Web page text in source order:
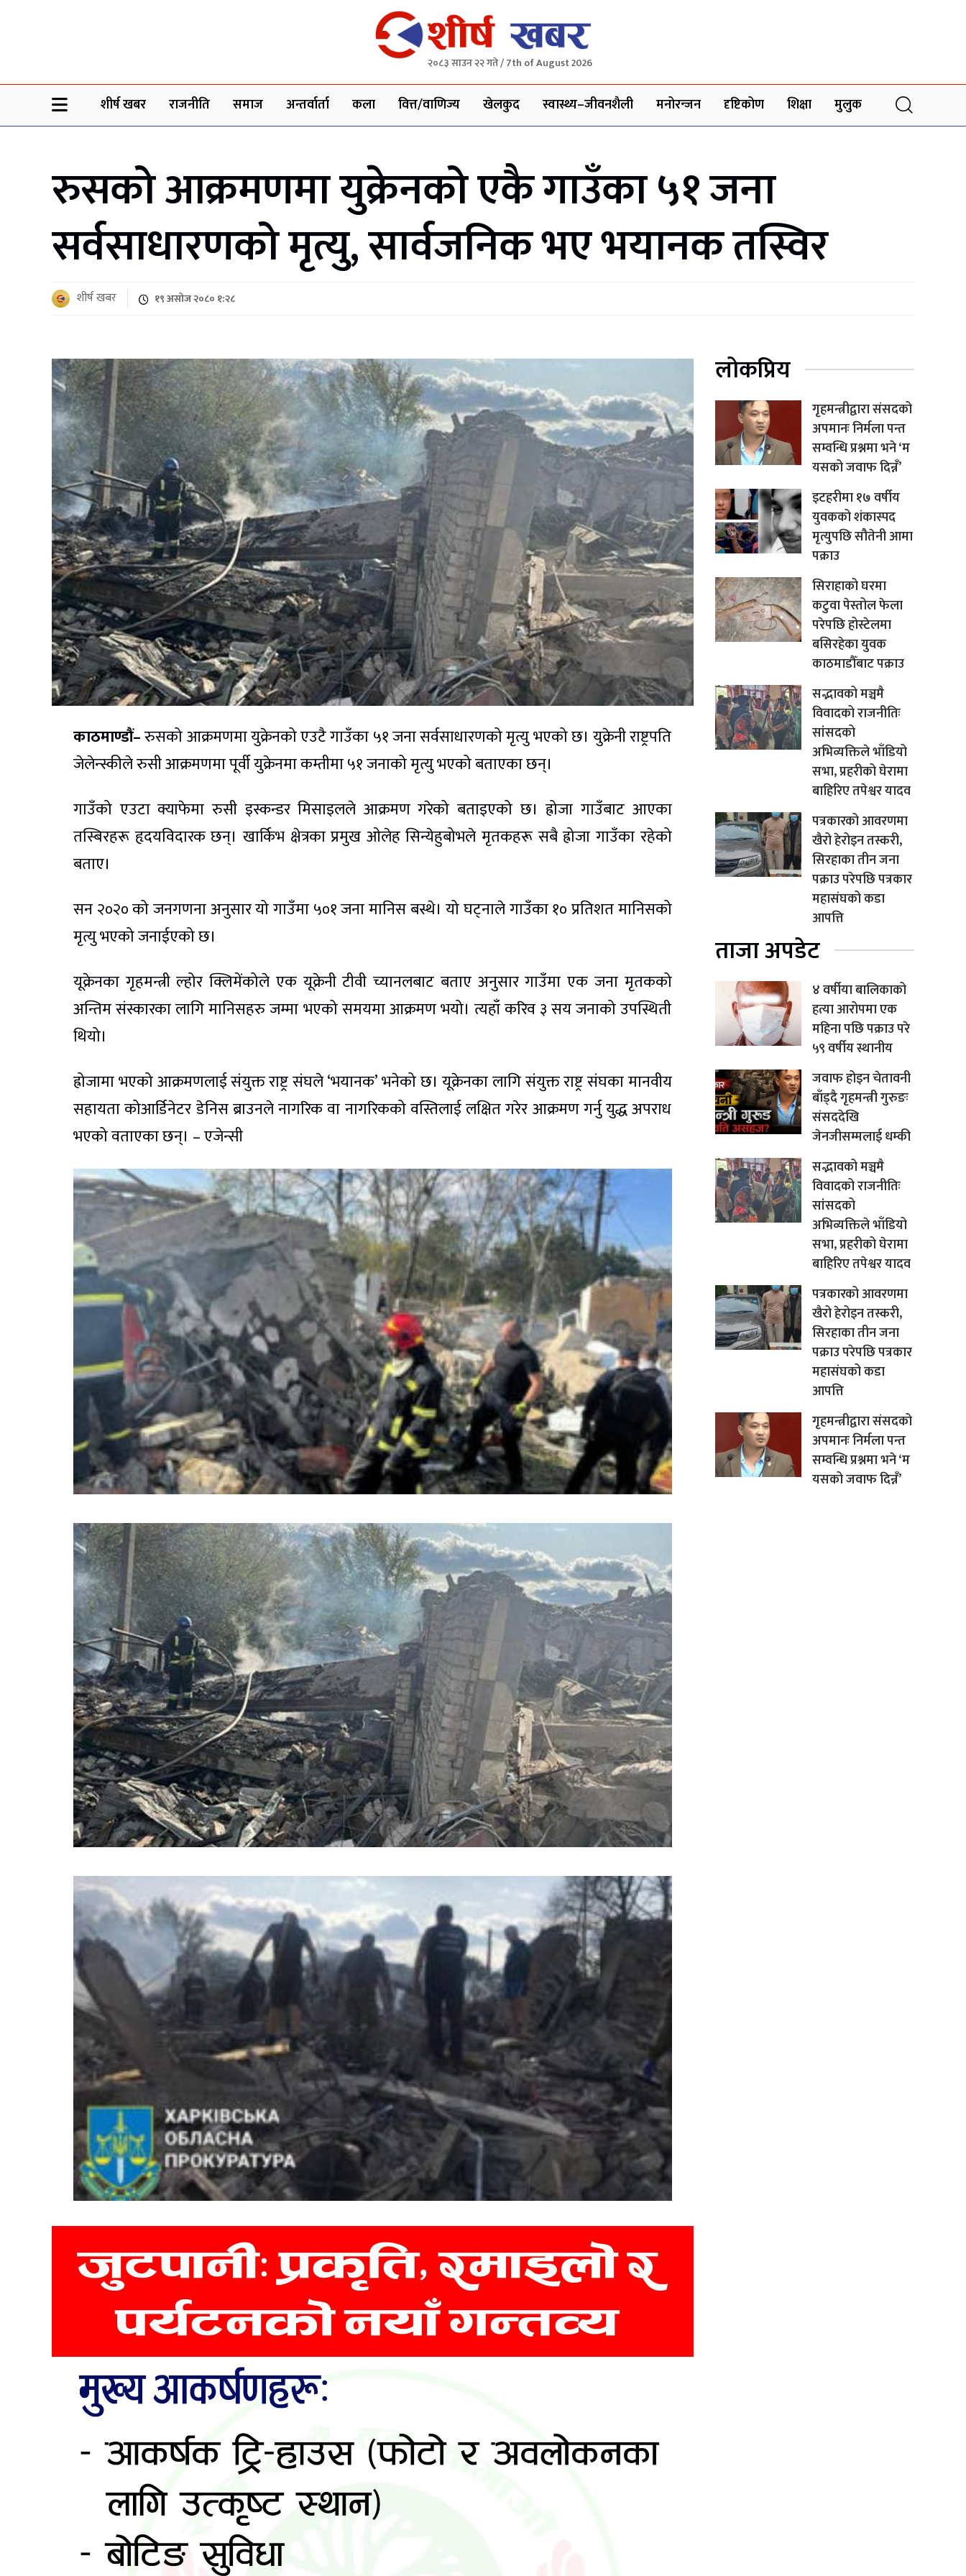
२०८३ साउन २२ गते / 7th of August 2026
शीर्ष खबर राजनीति समाज अन्तर्वार्ता कला वित्त/वाणिज्य खेलकुद स्वास्थ्य–जीवनशैली मनोरन्जन दृष्टिकोण शिक्षा मुलुक
रुसको आक्रमणमा युक्रेनको एकै गाउँका ५१ जना
सर्वसाधारणको मृत्यु, सार्वजनिक भए भयानक तस्विर
शीर्ष खबर १९ असोज २०८० १:२८
काठमाण्डौं–रुसको आक्रमणमा युक्रेनको एउटै गाउँका ५१ जना सर्वसाधारणको मृत्यु भएको छ। युक्रेनी राष्ट्रपति
जेलेन्स्कीले रुसी आक्रमणमा पूर्वी युक्रेनमा कम्तीमा ५१ जनाको मृत्यु भएको बताएका छन्।
गाउँको एउटा क्याफेमा रुसी इस्कन्डर मिसाइलले आक्रमण गरेको बताइएको छ। ह्रोजा गाउँबाट आएका
तस्बिरहरू हृदयविदारक छन्। खार्किभ क्षेत्रका प्रमुख ओलेह सिन्येहुबोभले मृतकहरू सबै ह्रोजा गाउँका रहेको
बताए।
सन २०२० को जनगणना अनुसार यो गाउँमा ५०१ जना मानिस बस्थे। यो घट्नाले गाउँका १० प्रतिशत मानिसको
मृत्यु भएको जनाईएको छ।
यूक्रेनका गृहमन्त्री ल्होर क्लिमेंकोले एक यूक्रेनी टीवी च्यानलबाट बताए अनुसार गाउँमा एक जना मृतकको
अन्तिम संस्कारका लागि मानिसहरु जम्मा भएको समयमा आक्रमण भयो। त्यहाँ करिव ३ सय जनाको उपस्थिती
थियो।
ह्रोजामा भएको आक्रमणलाई संयुक्त राष्ट्र संघले ‘भयानक’ भनेको छ। यूक्रेनका लागि संयुक्त राष्ट्र संघका मानवीय
सहायता कोआर्डिनेटर डेनिस ब्राउनले नागरिक वा नागरिकको वस्तिलाई लक्षित गरेर आक्रमण गर्नु युद्ध अपराध
भएको वताएका छन्। – एजेन्सी
लोकप्रिय
गृहमन्त्रीद्वारा संसदको
अपमानः निर्मला पन्त
सम्वन्धि प्रश्नमा भने ‘म
यसको जवाफ दिन्नँ’
इटहरीमा १७ वर्षीय
युवकको शंकास्पद
मृत्युपछि सौतेनी आमा
पक्राउ
सिराहाको घरमा
कटुवा पेस्तोल फेला
परेपछि होस्टेलमा
बसिरहेका युवक
काठमाडौँबाट पक्राउ
सद्भावको मञ्चमै
विवादको राजनीतिः
सांसदको
अभिव्यक्तिले भाँडियो
सभा, प्रहरीको घेरामा
बाहिरिए तपेश्वर यादव
पत्रकारको आवरणमा
खैरो हेरोइन तस्करी,
सिरहाका तीन जना
पक्राउ परेपछि पत्रकार
महासंघको कडा
आपत्ति
ताजा अपडेट
४ वर्षीया बालिकाको
हत्या आरोपमा एक
महिना पछि पक्राउ परे
५९ वर्षीय स्थानीय
जवाफ होइन चेतावनी
बाँड्दै गृहमन्त्री गुरुङः
संसददेखि
जेनजीसम्मलाई धम्की
सद्भावको मञ्चमै
विवादको राजनीतिः
सांसदको
अभिव्यक्तिले भाँडियो
सभा, प्रहरीको घेरामा
बाहिरिए तपेश्वर यादव
पत्रकारको आवरणमा
खैरो हेरोइन तस्करी,
सिरहाका तीन जना
पक्राउ परेपछि पत्रकार
महासंघको कडा
आपत्ति
गृहमन्त्रीद्वारा संसदको
अपमानः निर्मला पन्त
सम्वन्धि प्रश्नमा भने ‘म
यसको जवाफ दिन्नँ’